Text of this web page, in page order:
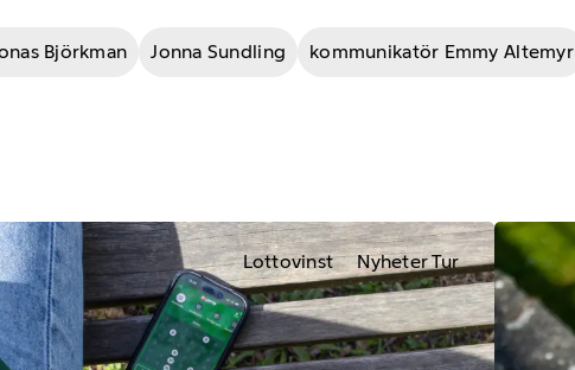
Björkman Jonna Sundling kommunikatör Emmy Altemyr
Lottovinst Nyheter Tur